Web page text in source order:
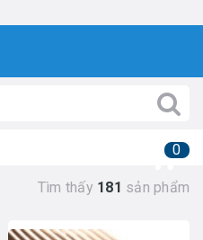
0
Tìm thấy 181 sản phẩm